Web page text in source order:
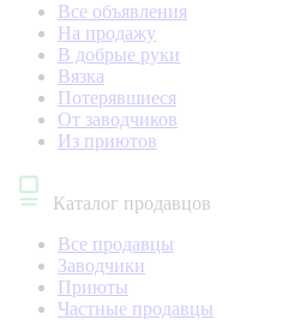
Все объявления
На продажу
В добрые руки
Вязка
Потерявшиеся
От заводчиков
Из приютов
Каталог продавцов
Все продавцы
Заводчики
Приюты
Частные продавцы